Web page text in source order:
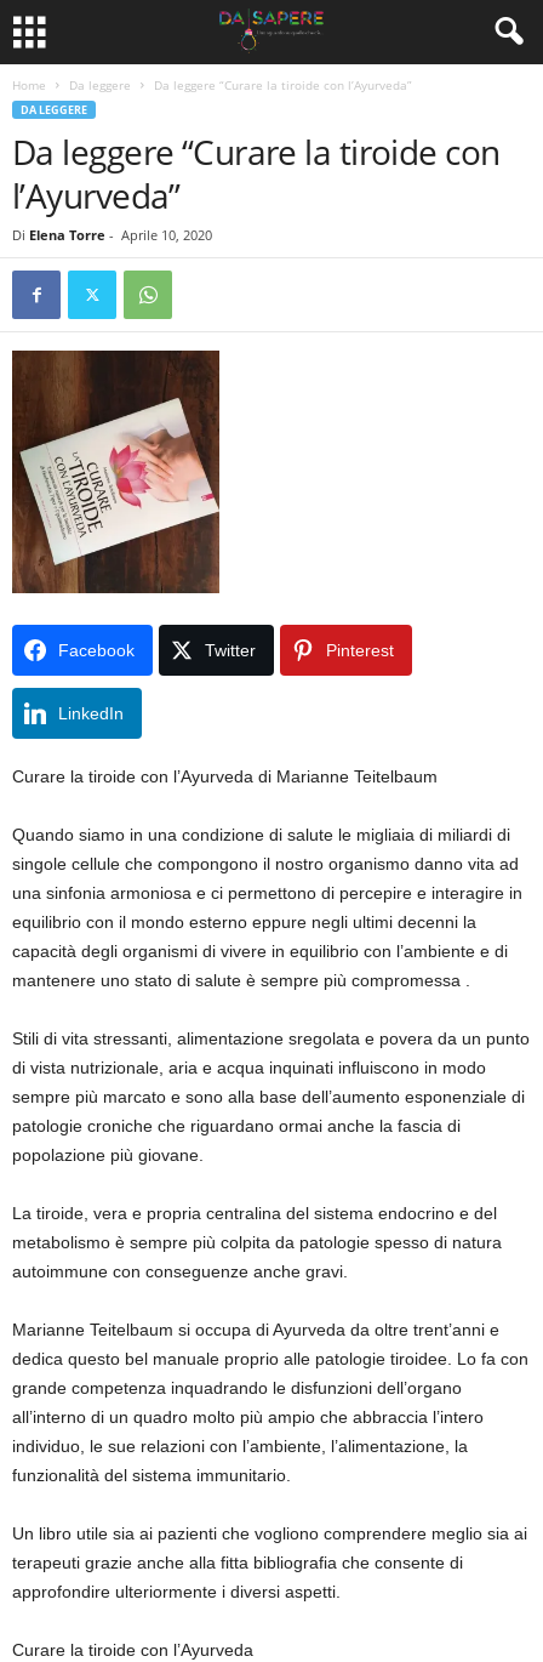
Home Da leggere Da leggere “Curare la tiroide con l’Ayurveda”
DA LEGGERE
Da leggere “Curare la tiroide con
l’Ayurveda”
Di Elena Torre - Aprile 10, 2020
Facebook Twitter Pinterest
LinkedIn
Curare la tiroide con l’Ayurveda di Marianne Teitelbaum
Quando siamo in una condizione di salute le migliaia di miliardi di
singole cellule che compongono il nostro organismo danno vita ad
una sinfonia armoniosa e ci permettono di percepire e interagire in
equilibrio con il mondo esterno eppure negli ultimi decenni la
capacità degli organismi di vivere in equilibrio con l’ambiente e di
mantenere uno stato di salute è sempre più compromessa .
Stili di vita stressanti, alimentazione sregolata e povera da un punto
di vista nutrizionale, aria e acqua inquinati influiscono in modo
sempre più marcato e sono alla base dell’aumento esponenziale di
patologie croniche che riguardano ormai anche la fascia di
popolazione più giovane.
La tiroide, vera e propria centralina del sistema endocrino e del
metabolismo è sempre più colpita da patologie spesso di natura
autoimmune con conseguenze anche gravi.
Marianne Teitelbaum si occupa di Ayurveda da oltre trent’anni e
dedica questo bel manuale proprio alle patologie tiroidee. Lo fa con
grande competenza inquadrando le disfunzioni dell’organo
all’interno di un quadro molto più ampio che abbraccia l’intero
individuo, le sue relazioni con l’ambiente, l’alimentazione, la
funzionalità del sistema immunitario.
Un libro utile sia ai pazienti che vogliono comprendere meglio sia ai
terapeuti grazie anche alla fitta bibliografia che consente di
approfondire ulteriormente i diversi aspetti.
Curare la tiroide con l’Ayurveda